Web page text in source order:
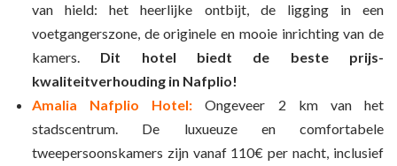
van hield: het heerlijke ontbijt, de ligging in een
voetgangerszone, de originele en mooie inrichting van de
kamers. Dit hotel biedt de beste prijs-
kwaliteitverhouding in Nafplio!
Amalia Nafplio Hotel: Ongeveer 2 km van het
stadscentrum. De luxueuze en comfortabele
tweepersoonskamers zijn vanaf 110€ per nacht, inclusief